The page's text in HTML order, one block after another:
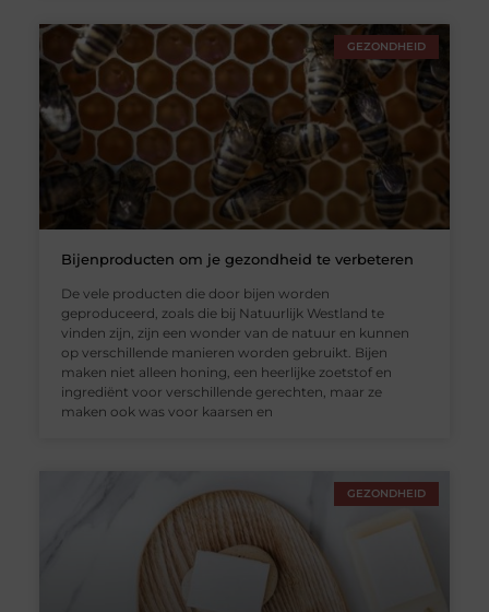
GEZONDHEID
Bijenproducten om je gezondheid te verbeteren
De vele producten die door bijen worden
geproduceerd, zoals die bij Natuurlijk Westland te
vinden zijn, zijn een wonder van de natuur en kunnen
op verschillende manieren worden gebruikt. Bijen
maken niet alleen honing, een heerlijke zoetstof en
ingrediënt voor verschillende gerechten, maar ze
maken ook was voor kaarsen en
GEZONDHEID